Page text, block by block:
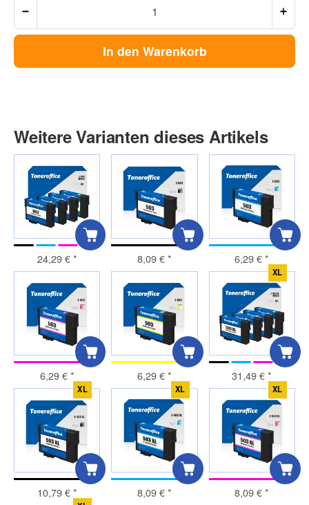
In den Warenkorb
Weitere Varianten dieses Artikels
24,29 €* 8,09 €* 6,29 €*
6,29 €* 6,29 €*
XL
31,49 €*
XL
10,79 €*
XL
8,09 €*
XL
8,09 €*